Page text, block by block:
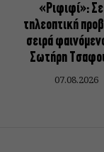
«Ριφιφί»: Σε
τηλεοπτική
σειρά
Σωτήρη
07.08.2026